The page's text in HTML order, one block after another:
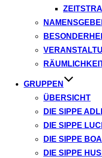
GRUPPEN
ÜBERSICHT
DIE SIPPE
DIE SIPPE
DIE SIPPE
DIE SIPPE